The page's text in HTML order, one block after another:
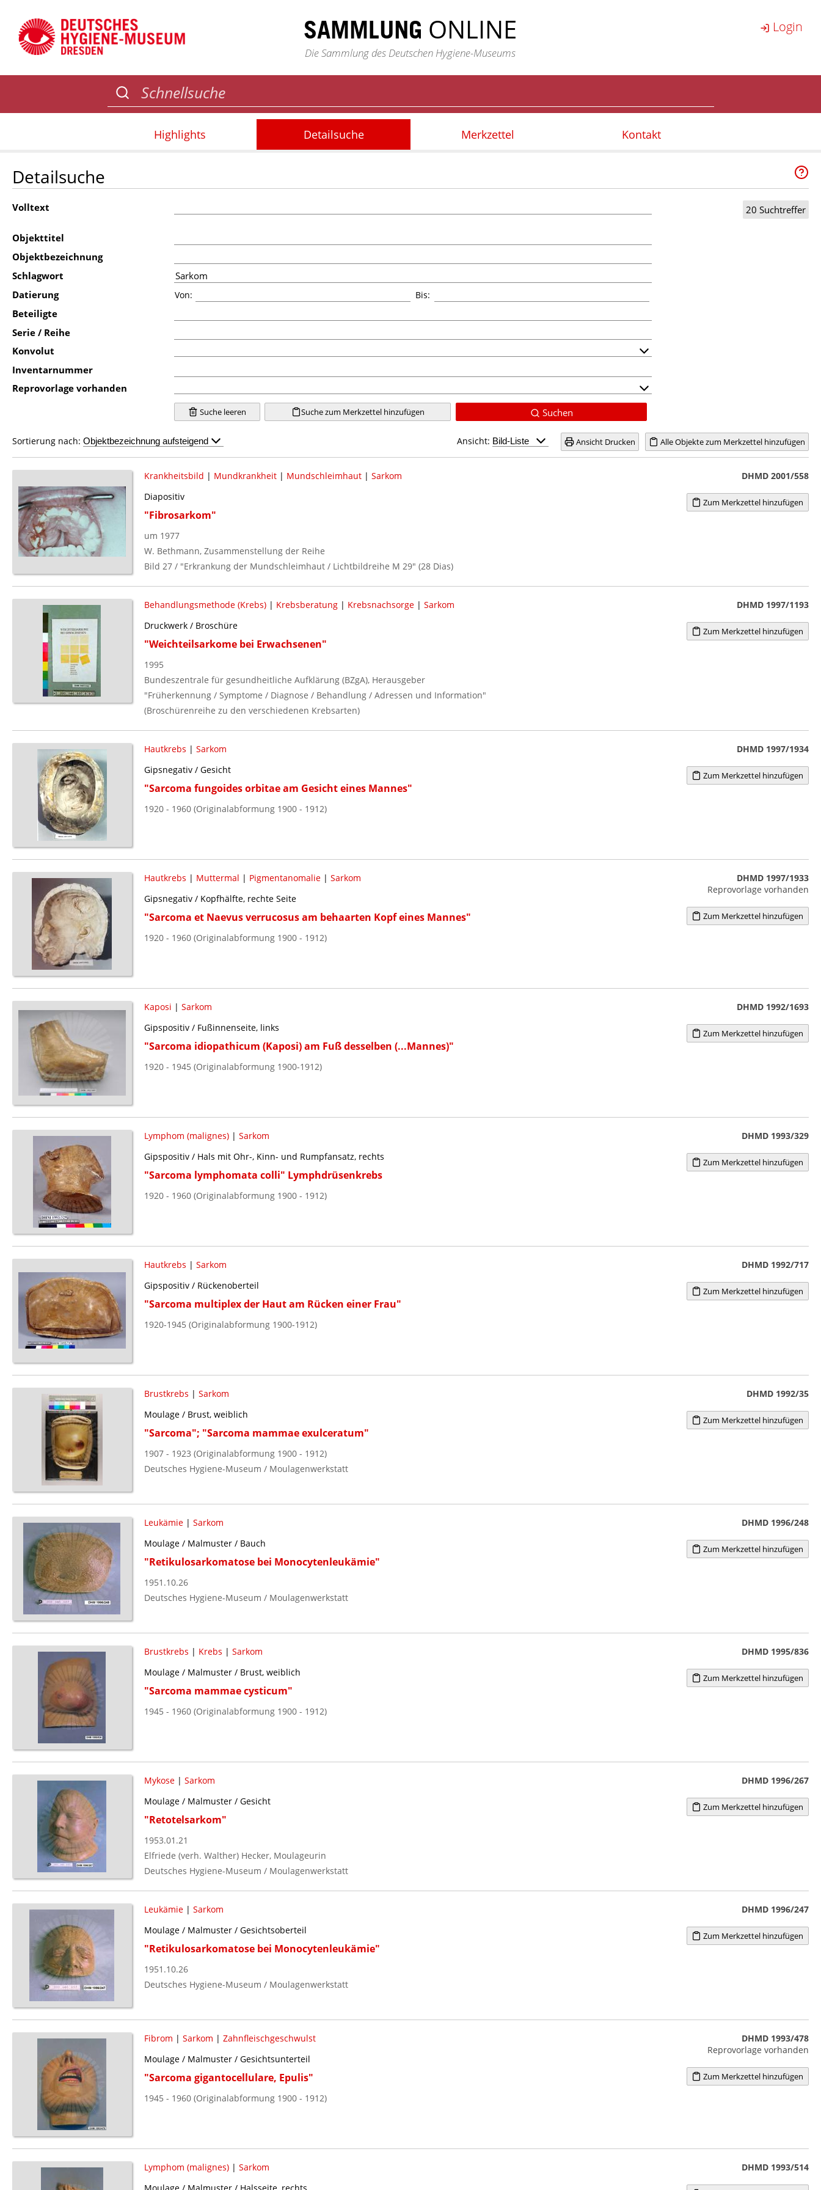
SAMMLUNG ONLINE
Die Sammlung des Deutschen Hygiene-Museums
Login
Highlights Detailsuche Merkzettel Kontakt
Detailsuche
20 Suchtreffer
Volltext
Objekttitel
Objektbezeichnung
Schlagwort
Datierung
Von: Bis:
Beteiligte
Serie / Reihe
Konvolut
Inventarnummer
Reprovorlage vorhanden
Suche leeren Suche zum Merkzettel hinzufügen Suchen
Alle Objekte zum Merkzettel hinzufügen
Ansicht Drucken
Ansicht:
Sortierung nach:
Krankheitsbild | Mundkrankheit| Mundschleimhaut| Sarkom
Diapositiv
"Fibrosarkom"
um 1977
W. Bethmann, Zusammenstellung der Reihe
Bild 27 / "Erkrankung der Mundschleimhaut / Lichtbildreihe M 29" (28 Dias)
DHMD 2001/558
Zum Merkzettel hinzufügen
Behandlungsmethode (Krebs)| Krebsberatung| Krebsnachsorge| Sarkom
Druckwerk / Broschüre
"Weichteilsarkome bei Erwachsenen"
1995
Bundeszentrale für gesundheitliche Aufklärung (BZgA), Herausgeber
"Früherkennung / Symptome / Diagnose / Behandlung / Adressen und Information"
(Broschürenreihe zu den verschiedenen Krebsarten)
DHMD 1997/1193
Zum Merkzettel hinzufügen
Hautkrebs | Sarkom
Gipsnegativ / Gesicht
"Sarcoma fungoides orbitae am Gesicht eines Mannes"
1920 - 1960 (Originalabformung 1900 - 1912)
DHMD 1997/1934
Zum Merkzettel hinzufügen
Hautkrebs | Muttermal | Pigmentanomalie| Sarkom
Gipsnegativ / Kopfhälfte, rechte Seite
"Sarcoma et Naevus verrucosus am behaarten Kopf eines Mannes"
1920 - 1960 (Originalabformung 1900 - 1912)
DHMD 1997/1933
Reprovorlage vorhanden
Zum Merkzettel hinzufügen
Kaposi | Sarkom
Gipspositiv / Fußinnenseite, links
"Sarcoma idiopathicum (Kaposi) am Fuß desselben (...Mannes)"
1920 - 1945 (Originalabformung 1900-1912)
DHMD 1992/1693
Zum Merkzettel hinzufügen
Lymphom (malignes)| Sarkom
Gipspositiv / Hals mit Ohr-, Kinn- und Rumpfansatz, rechts
"Sarcoma lymphomata colli" Lymphdrüsenkrebs
1920 - 1960 (Originalabformung 1900 - 1912)
DHMD 1993/329
Zum Merkzettel hinzufügen
Hautkrebs | Sarkom
Gipspositiv / Rückenoberteil
"Sarcoma multiplex der Haut am Rücken einer Frau"
1920-1945 (Originalabformung 1900-1912)
DHMD 1992/717
Zum Merkzettel hinzufügen
Brustkrebs | Sarkom
Moulage / Brust, weiblich
"Sarcoma"; "Sarcoma mammae exulceratum"
1907 - 1923 (Originalabformung 1900 - 1912)
Deutsches Hygiene-Museum / Moulagenwerkstatt
DHMD 1992/35
Zum Merkzettel hinzufügen
Leukämie| Sarkom
Moulage / Malmuster / Bauch
"Retikulosarkomatose bei Monocytenleukämie"
1951.10.26
Deutsches Hygiene-Museum / Moulagenwerkstatt
DHMD 1996/248
Zum Merkzettel hinzufügen
Brustkrebs | Krebs | Sarkom
Moulage / Malmuster / Brust, weiblich
"Sarcoma mammae cysticum"
1945 - 1960 (Originalabformung 1900 - 1912)
DHMD 1995/836
Zum Merkzettel hinzufügen
Mykose| Sarkom
Moulage / Malmuster / Gesicht
"Retotelsarkom"
1953.01.21
Elfriede (verh. Walther) Hecker, Moulageurin
Deutsches Hygiene-Museum / Moulagenwerkstatt
DHMD 1996/267
Zum Merkzettel hinzufügen
Leukämie| Sarkom
Moulage / Malmuster / Gesichtsoberteil
"Retikulosarkomatose bei Monocytenleukämie"
1951.10.26
Deutsches Hygiene-Museum / Moulagenwerkstatt
DHMD 1996/247
Zum Merkzettel hinzufügen
Fibrom | Sarkom | Zahnfleischgeschwulst
Moulage / Malmuster / Gesichtsunterteil
"Sarcoma gigantocellulare, Epulis"
1945 - 1960 (Originalabformung 1900 - 1912)
DHMD 1993/478
Reprovorlage vorhanden
Zum Merkzettel hinzufügen
Lymphom (malignes)| Sarkom
Moulage / Malmuster / Halsseite, rechts
DHMD 1993/514